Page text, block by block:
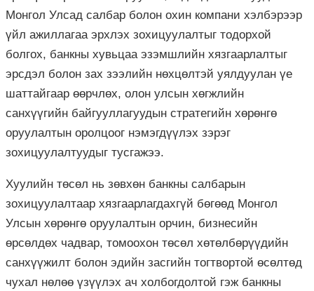
Монгол Улсад салбар болон охин компани хэлбэрээр
үйл ажиллагаа эрхлэх зохицуулалтыг тодорхой
болгох, банкны хувьцаа эзэмшлийн хязгаарлалтыг
эрсдэл болон зах зээлийн нөхцөлтэй уялдуулан үе
шаттайгаар өөрчлөх, олон улсын хөгжлийн
санхүүгийн байгууллагуудын стратегийн хөрөнгө
оруулалтын оролцоог нэмэгдүүлэх зэрэг
зохицуулалтуудыг тусгажээ.
Хуулийн төсөл нь зөвхөн банкны салбарын
зохицуулалтаар хязгаарлагдахгүй бөгөөд Монгол
Улсын хөрөнгө оруулалтын орчин, бизнесийн
өрсөлдөх чадвар, томоохон төсөл хөтөлбөрүүдийн
санхүүжилт болон эдийн засгийн тогтвортой өсөлтөд
чухал нөлөө үзүүлэх ач холбогдолтой гэж банкны